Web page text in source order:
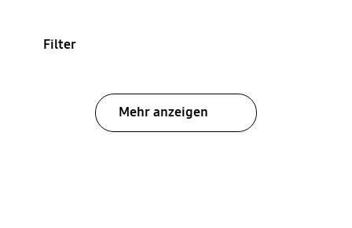
Filter
Mehr anzeigen